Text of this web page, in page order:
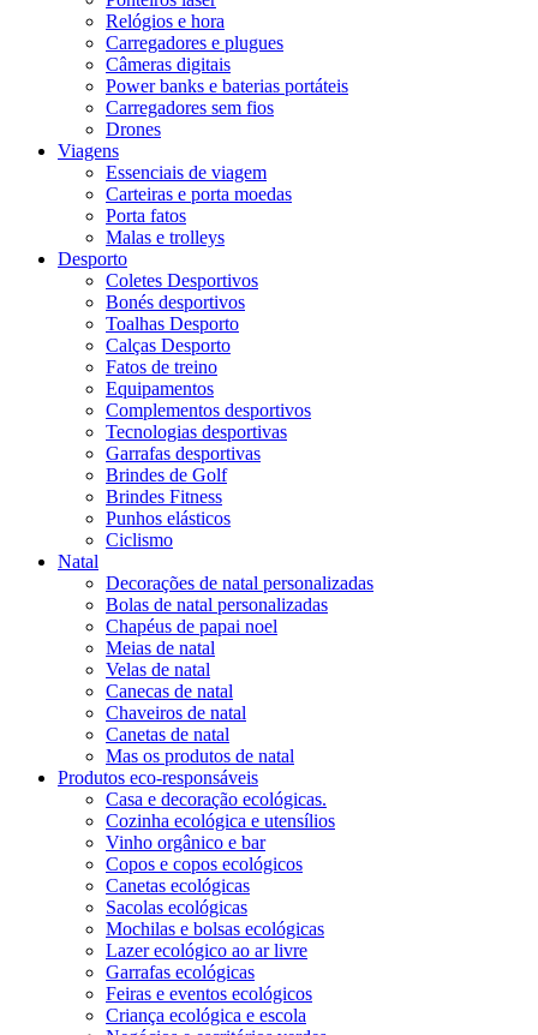
Relógios e hora
Carregadores e plugues
Câmeras digitais
Power banks e baterias portáteis
Carregadores sem fios
Drones
Viagens
Essenciais de viagem
Carteiras e porta moedas
Porta fatos
Malas e trolleys
Desporto
Coletes Desportivos
Bonés desportivos
Toalhas Desporto
Calças Desporto
Fatos de treino
Equipamentos
Complementos desportivos
Tecnologias desportivas
Garrafas desportivas
Brindes de Golf
Brindes Fitness
Punhos elásticos
Ciclismo
Natal
Decorações de natal personalizadas
Bolas de natal personalizadas
Chapéus de papai noel
Meias de natal
Velas de natal
Canecas de natal
Chaveiros de natal
Canetas de natal
Mas os produtos de natal
Produtos eco-responsáveis
Casa e decoração ecológicas.
Cozinha ecológica e utensílios
Vinho orgânico e bar
Copos e copos ecológicos
Canetas ecológicas
Sacolas ecológicas
Mochilas e bolsas ecológicas
Lazer ecológico ao ar livre
Garrafas ecológicas
Feiras e eventos ecológicos
Criança ecológica e escola